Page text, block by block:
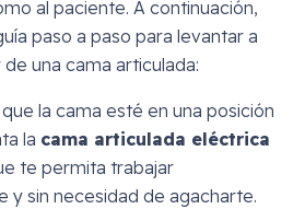
al paciente. A continuación,
paso a paso para levantar a
una cama articulada:
la cama esté en una posición
la cama articulada eléctrica
te permita trabajar
y sin necesidad de agacharte.